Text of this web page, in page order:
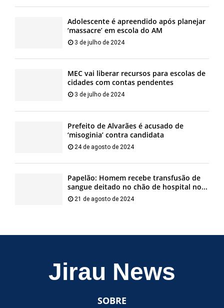
Adolescente é apreendido após planejar
‘massacre’ em escola do AM
3 de julho de 2024
MEC vai liberar recursos para escolas de
cidades com contas pendentes
3 de julho de 2024
Prefeito de Alvarães é acusado de
‘misoginia’ contra candidata
24 de agosto de 2024
Papelão: Homem recebe transfusão de
sangue deitado no chão de hospital no...
21 de agosto de 2024
Jirau News
SOBRE